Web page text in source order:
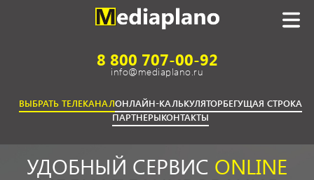
8 800 707-00-92
info@mediaplano.ru
УДОБНЫЙ СЕРВИС ONLINE
ВЫБРАТЬ ТЕЛЕКАНАЛОНЛАЙН-КАЛЬКУЛЯТОРБЕГУЩАЯ СТРОКА
ПАРТНЕРЫКОНТАКТЫ